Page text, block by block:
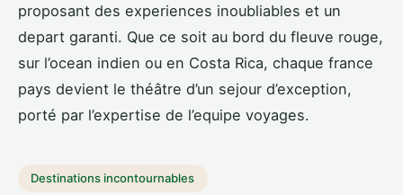
proposant des experiences inoubliables et un
depart garanti. Que ce soit au bord du fleuve rouge,
sur l’ocean indien ou en Costa Rica, chaque france
pays devient le théâtre d’un sejour d’exception,
porté par l’expertise de l’equipe voyages.
Destinations incontournables